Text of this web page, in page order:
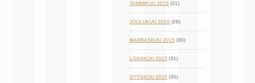
TAMMIKUU 2016 (31)
JOULUKUU 2015 (29)
MARRASKUU 2015 (30)
LOKAKUU 2015 (31)
SYYSKUU 2015 (30)